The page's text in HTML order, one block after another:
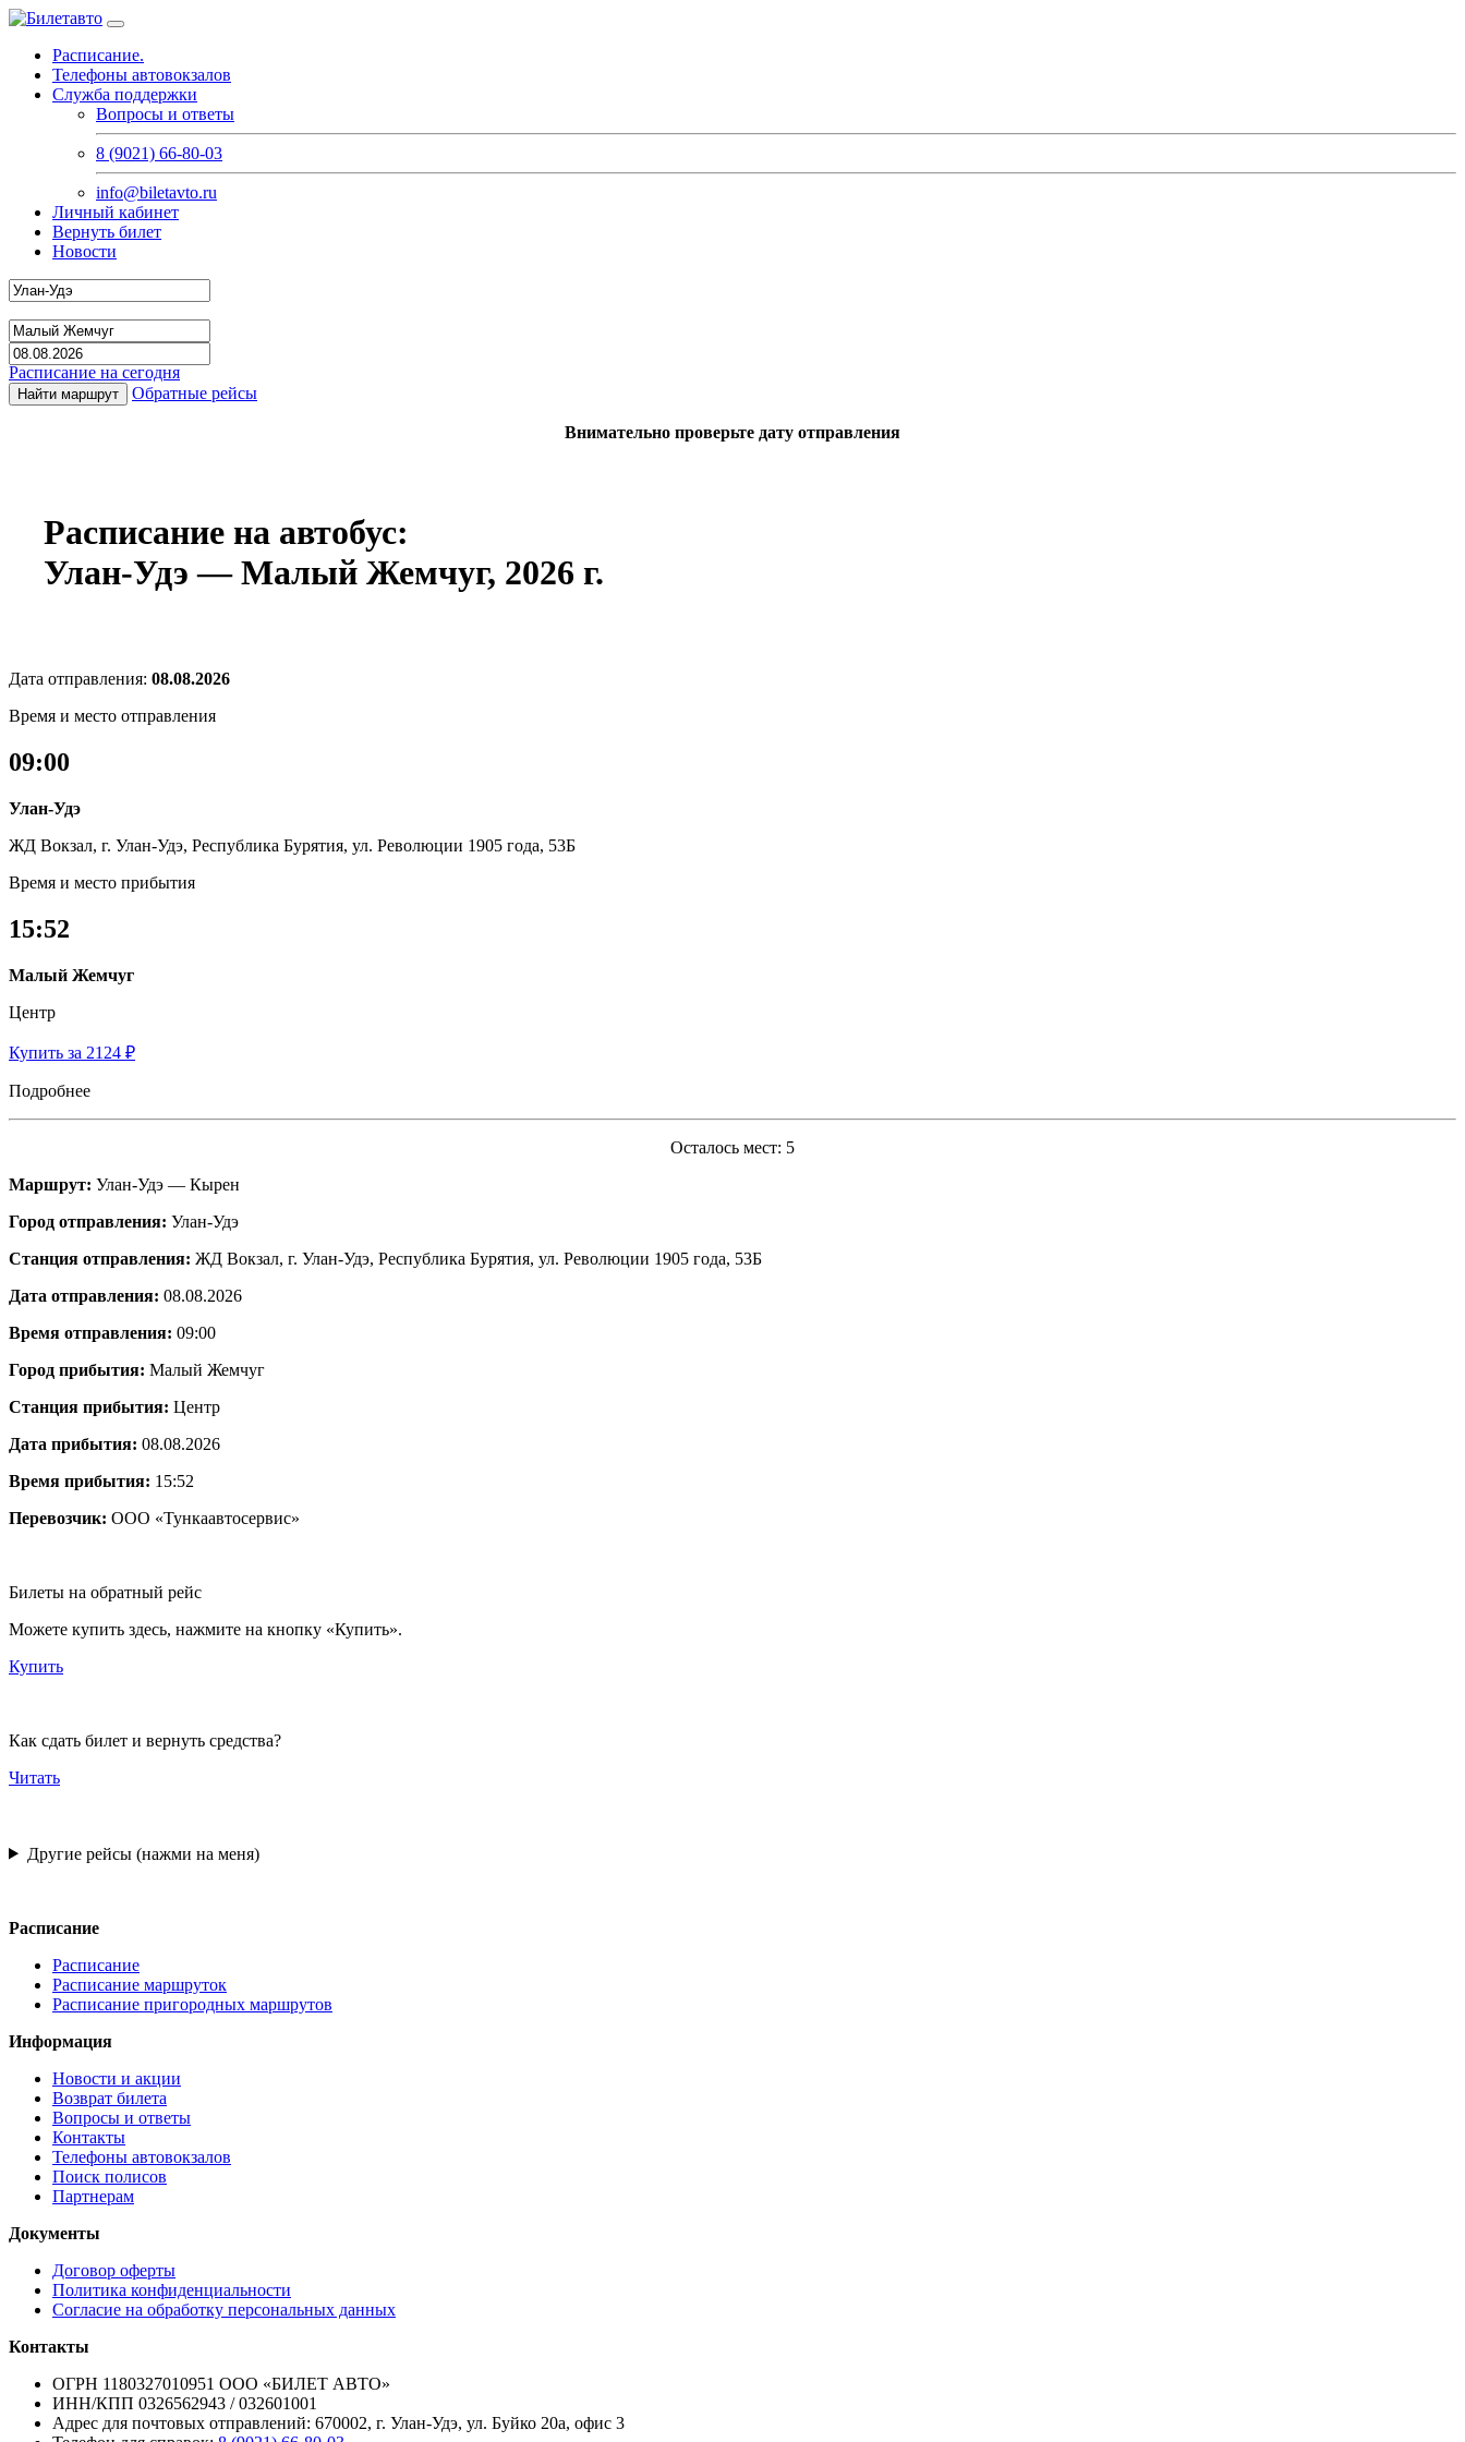
Расписание.
Телефоны автовокзалов
Служба поддержки
Вопросы и ответы
8 (9021) 66-80-03
info@biletavto.ru
Личный кабинет
Вернуть билет
Новости
Расписание на сегодня
Найти маршрут Обратные рейсы
Внимательно проверьте дату отправления
Расписание на автобус:
Улан-Удэ — Малый Жемчуг, 2026 г.
Дата отправления: 08.08.2026
Время и место отправления
09:00
Улан-Удэ
ЖД Вокзал, г. Улан-Удэ, Республика Бурятия, ул. Революции 1905 года, 53Б
Время и место прибытия
15:52
Малый Жемчуг
Центр
Купить за 2124 ₽
Подробнее
Осталось мест: 5
Маршрут: Улан-Удэ — Кырен
Город отправления: Улан-Удэ
Станция отправления: ЖД Вокзал, г. Улан-Удэ, Республика Бурятия, ул. Революции 1905 года, 53Б
Дата отправления: 08.08.2026
Время отправления: 09:00
Город прибытия: Малый Жемчуг
Станция прибытия: Центр
Дата прибытия: 08.08.2026
Время прибытия: 15:52
Перевозчик: ООО «Тункаавтосервис»
Билеты на обратный рейс
Можете купить здесь, нажмите на кнопку «Купить».
Купить
Как сдать билет и вернуть средства?
Читать
Другие рейсы (нажми на меня)
Расписание
Расписание
Расписание маршруток
Расписание пригородных маршрутов
Информация
Новости и акции
Возврат билета
Вопросы и ответы
Контакты
Телефоны автовокзалов
Поиск полисов
Партнерам
Документы
Договор оферты
Политика конфиденциальности
Согласие на обработку персональных данных
Контакты
ОГРН 1180327010951 ООО «БИЛЕТ АВТО»
ИНН/КПП 0326562943 / 032601001
Адрес для почтовых отправлений: 670002, г. Улан-Удэ, ул. Буйко 20а, офис 3